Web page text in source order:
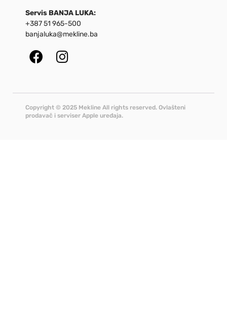
Servis BANJA LUKA:
+387 51 965-500
banjaluka@mekline.ba
Copyright © 2025 Mekline All rights reserved. Ovlašteni
prodavač i serviser Apple uređaja.